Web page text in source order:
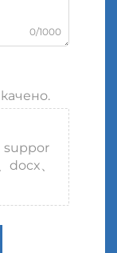
0/1000
suppor
、